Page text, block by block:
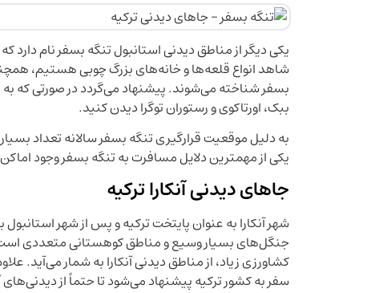
یکی دیگر از مناطق دیدنی استانبول تنگه بسفر نام
شاهد انواع قلعه‌ها و خانه‌های بزرگ چوبی هستیم،
بسفر شناخته می‌شوند. پیشنهاد می‌گردد در صورتی که به
ببک، اورتاکوی و رستوران توگرا دیدن کنید.
به دلیل موقعیت قرارگیری تنگه بسفر سالانه تعداد
یکی از مهمترین دلایل مسافرت به تنگه بسفر وجود
جاهای دیدنی آنکارا ترکیه
شهر آنکارا به عنوان پایتخت ترکیه و پس از شهر
جنگل‌های بسیار وسیع و مناطق کوهستانی متعددی
کشاورزی زیاد، از مناطق دیدنی آنکارا به شمار می‌آید.
سفر به کشور ترکیه پیشنهاد می‌شود تا حتماً از دیدنی‌های